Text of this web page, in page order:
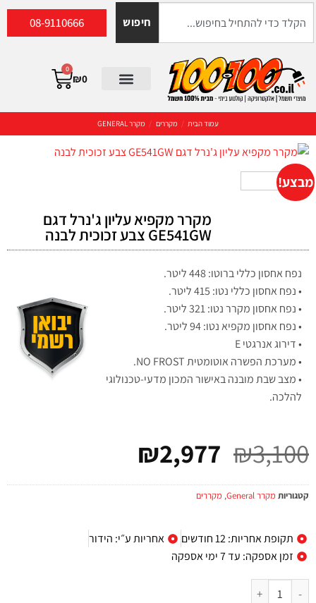
חיפוש 08-9110666
₪0
0
עמוד הבית / מקררים / מקרר GENERAL
מבצע!
מקרר מקפיא עליון ג'נרל דגם
GE541GW צבע זכוכית לבנה
נפח אחסון כללי ברוטו: 448 ליטר.
• נפח אחסון כללי נטו: 415 ליטר.
• נפח אחסון מקרר נטו: 321 ליטר.
• נפח אחסון מקפיא נטו: 94 ליטר.
• דירוג אנרגטי E
• מערכת הפשרה אוטומטית NO FROST.
• מצב שבת מובנה באישור המכון מדעי-טכנולוגי
להלכה.
₪3,100
₪2,977
קטגוריות מקרר General , מקררים
תקופת אחריות: 12 חודשים
אחריות ע״י: הידור
זמן אספקה: עד 7 ימי אספקה